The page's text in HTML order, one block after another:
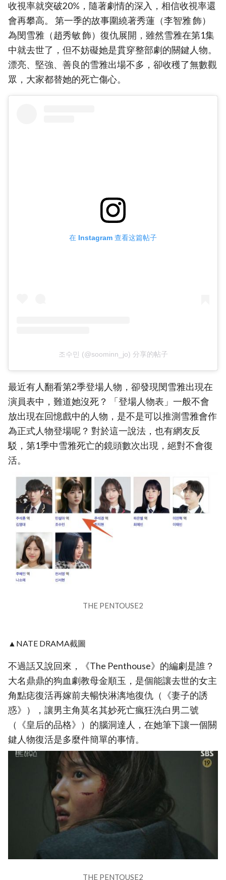
收視率就突破20%，隨著劇情的深入，相信收視率還
會再攀高。 第一季的故事圍繞著秀蓮（李智雅 飾）
為閔雪雅（趙秀敏 飾）復仇展開，雖然雪雅在第1集
中就去世了，但不妨礙她是貫穿整部劇的關鍵人物。
漂亮、堅強、善良的雪雅出場不多，卻收穫了無數觀
眾，大家都替她的死亡傷心。
在 Instagram 查看这篇帖子
조수민 (@soominn_jo) 分享的帖子
最近有人翻看第2季登場人物，卻發現閔雪雅出現在
演員表中，難道她沒死？ 「登場人物表」一般不會
放出現在回憶戲中的人物，是不是可以推測雪雅會作
為正式人物登場呢？ 對於這一說法，也有網友反
駁，第1季中雪雅死亡的鏡頭數次出現，絕對不會復
活。
THE PENTOUSE2
▲NATE DRAMA截圖
不過話又說回來，《The Penthouse》的編劇是誰？
大名鼎鼎的狗血劇教母金順玉，是個能讓去世的女主
角點痣復活再嫁前夫暢快淋漓地復仇（《妻子的誘
惑》），讓男主角莫名其妙死亡瘋狂洗白男二號
（《皇后的品格》）的腦洞達人，在她筆下讓一個關
鍵人物復活是多麼件簡單的事情。
THE PENTOUSE2